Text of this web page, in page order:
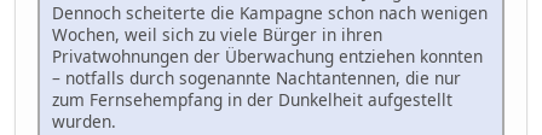
Dennoch scheiterte die Kampagne schon nach wenigen
Wochen, weil sich zu viele Bürger in ihren
Privatwohnungen der Überwachung entziehen konnten
– notfalls durch sogenannte Nachtantennen, die nur
zum Fernsehempfang in der Dunkelheit aufgestellt
wurden.